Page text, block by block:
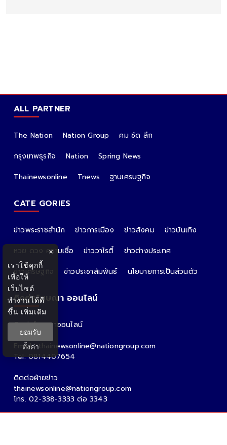
ALL PARTNER
The Nation Nation Group
คม ชัด ลึก
กรุงเทพธุรกิจ
Nation
Spring News
Thainewsonline
Tnews ฐานเศรษฐกิจ
CATE GORIES
ข่าวพระราชสำนัก ข่าวการเมือง ข่าวสังคม
ข่าวบันเทิง
หวย ดวง ความเชื่อ
ข่าววาไรตี้
ข่าวต่างประเทศ
ข่าวเศรษฐกิจ
ข่าวประชาสัมพันธ์ นโยบายการเป็นส่วนตัว
ติดต่อโฆษณา ออนไลน์
ติดต่อโฆษณาออนไลน์
คุณอ้อ
Email : thainewsonline@nationgroup.com
Tel: 0814407654
ติดต่อฝ่ายข่าว
thainewsonline@nationgroup.com
โทร. 02-338-3333 ต่อ 3343
×
เราใช้คุกกี้
เพื่อให้
เว็บไซต์
ทำงานได้ดี
ขึ้น เพิ่มเติม
ยอมรับ
ตั้งค่า